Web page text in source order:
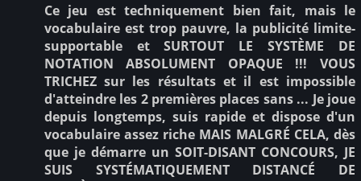
Ce jeu est techniquement bien fait, mais le
vocabulaire est trop pauvre, la publicité limite-
supportable et SURTOUT LE SYSTÈME DE
NOTATION ABSOLUMENT OPAQUE !!! VOUS
TRICHEZ sur les résultats et il est impossible
d'atteindre les 2 premières places sans ... Je joue
depuis longtemps, suis rapide et dispose d'un
vocabulaire assez riche MAIS MALGRÉ CELA, dès
que je démarre un SOIT-DISANT CONCOURS, JE
SUIS SYSTÉMATIQUEMENT DISTANCÉ DE